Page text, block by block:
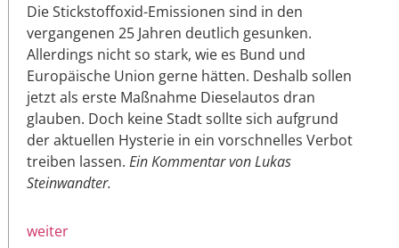
Die Stickstoffoxid-Emissionen sind in den
vergangenen 25 Jahren deutlich gesunken.
Allerdings nicht so stark, wie es Bund und
Europäische Union gerne hätten. Deshalb sollen
jetzt als erste Maßnahme Dieselautos dran
glauben. Doch keine Stadt sollte sich aufgrund
der aktuellen Hysterie in ein vorschnelles Verbot
treiben lassen. Ein Kommentar von Lukas
Steinwandter.
weiter